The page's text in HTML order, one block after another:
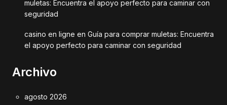
muletas: Encuentra el apoyo perfecto para caminar con
seguridad
casino en ligne en Guía para comprar muletas: Encuentra
el apoyo perfecto para caminar con seguridad
Archivo
agosto 2026